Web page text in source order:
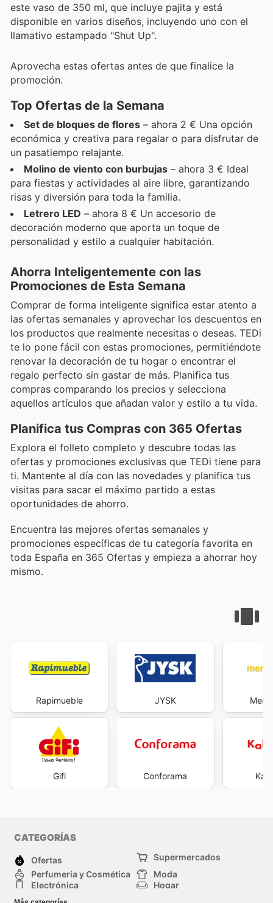
este vaso de 350 ml, que incluye pajita y está
disponible en varios diseños, incluyendo uno con el
llamativo estampado "Shut Up".
Aprovecha estas ofertas antes de que finalice la
promoción.
Top Ofertas de la Semana
Set de bloques de flores – ahora 2 € Una opción
económica y creativa para regalar o para disfrutar de
un pasatiempo relajante.
Molino de viento con burbujas – ahora 3 € Ideal
para fiestas y actividades al aire libre, garantizando
risas y diversión para toda la familia.
Letrero LED – ahora 8 € Un accesorio de
decoración moderno que aporta un toque de
personalidad y estilo a cualquier habitación.
Ahorra Inteligentemente con las
Promociones de Esta Semana
Comprar de forma inteligente significa estar atento a
las ofertas semanales y aprovechar los descuentos en
los productos que realmente necesitas o deseas. TEDi
te lo pone fácil con estas promociones, permitiéndote
renovar la decoración de tu hogar o encontrar el
regalo perfecto sin gastar de más. Planifica tus
compras comparando los precios y selecciona
aquellos artículos que añadan valor y estilo a tu vida.
Planifica tus Compras con 365 Ofertas
Explora el folleto completo y descubre todas las
ofertas y promociones exclusivas que TEDi tiene para
ti. Mantente al día con las novedades y planifica tus
visitas para sacar el máximo partido a estas
oportunidades de ahorro.
Encuentra las mejores ofertas semanales y
promociones específicas de tu categoría favorita en
toda España en 365 Ofertas y empieza a ahorrar hoy
mismo.
Rapimueble
Gifi
JYSK
Conforama
CATEGORÍAS
Ofertas
Supermercados
Perfumería y Cosmética
Moda
Electrónica
Hogar
Deporte